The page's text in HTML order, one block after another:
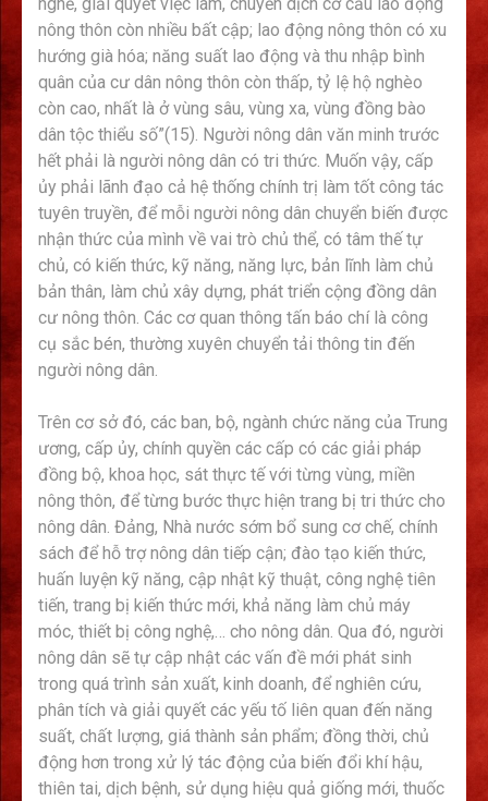
nông thôn còn nhiều bất cập; lao động nông thôn có xu
hướng già hóa; năng suất lao động và thu nhập bình
quân của cư dân nông thôn còn thấp, tỷ lệ hộ nghèo
còn cao, nhất là ở vùng sâu, vùng xa, vùng đồng bào
dân tộc thiểu số”(15). Người nông dân văn minh trước
hết phải là người nông dân có tri thức. Muốn vậy, cấp
ủy phải lãnh đạo cả hệ thống chính trị làm tốt công tác
tuyên truyền, để mỗi người nông dân chuyển biến được
nhận thức của mình về vai trò chủ thể, có tâm thế tự
chủ, có kiến thức, kỹ năng, năng lực, bản lĩnh làm chủ
bản thân, làm chủ xây dựng, phát triển cộng đồng dân
cư nông thôn. Các cơ quan thông tấn báo chí là công
cụ sắc bén, thường xuyên chuyển tải thông tin đến
người nông dân.
Trên cơ sở đó, các ban, bộ, ngành chức năng của Trung
ương, cấp ủy, chính quyền các cấp có các giải pháp
đồng bộ, khoa học, sát thực tế với từng vùng, miền
nông thôn, để từng bước thực hiện trang bị tri thức cho
nông dân. Đảng, Nhà nước sớm bổ sung cơ chế, chính
sách để hỗ trợ nông dân tiếp cận; đào tạo kiến thức,
huấn luyện kỹ năng, cập nhật kỹ thuật, công nghệ tiên
tiến, trang bị kiến thức mới, khả năng làm chủ máy
móc, thiết bị công nghệ,… cho nông dân. Qua đó, người
nông dân sẽ tự cập nhật các vấn đề mới phát sinh
trong quá trình sản xuất, kinh doanh, để nghiên cứu,
phân tích và giải quyết các yếu tố liên quan đến năng
suất, chất lượng, giá thành sản phẩm; đồng thời, chủ
động hơn trong xử lý tác động của biến đổi khí hậu,
thiên tai, dịch bệnh, sử dụng hiệu quả giống mới, thuốc